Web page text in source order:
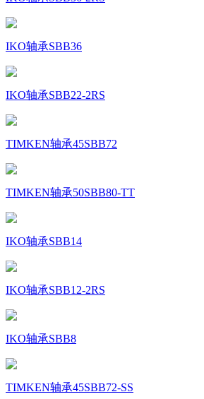
IKO轴承SBB36
IKO轴承SBB22-2RS
TIMKEN轴承45SBB72
TIMKEN轴承50SBB80-TT
IKO轴承SBB14
IKO轴承SBB12-2RS
IKO轴承SBB8
TIMKEN轴承45SBB72-SS